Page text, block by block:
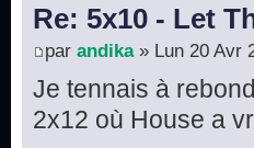
Re: 5x10 - Let
par andika» Lun 20 Avr
Je tennais à
2x12 où House a